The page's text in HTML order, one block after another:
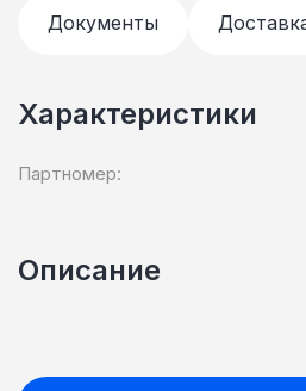
Документы
Характеристики
Партномер:
Описание